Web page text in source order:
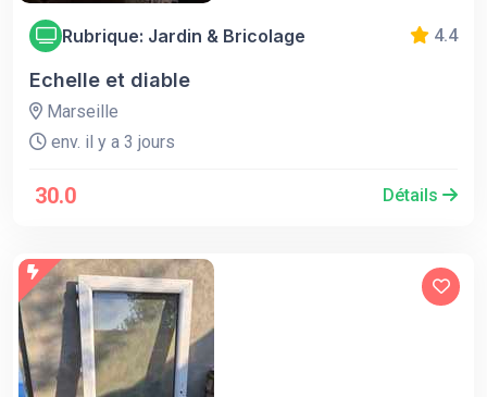
Rubrique: Jardin & Bricolage 4.4
Echelle et diable
Marseille
env. il y a 3 jours
30.0 Détails